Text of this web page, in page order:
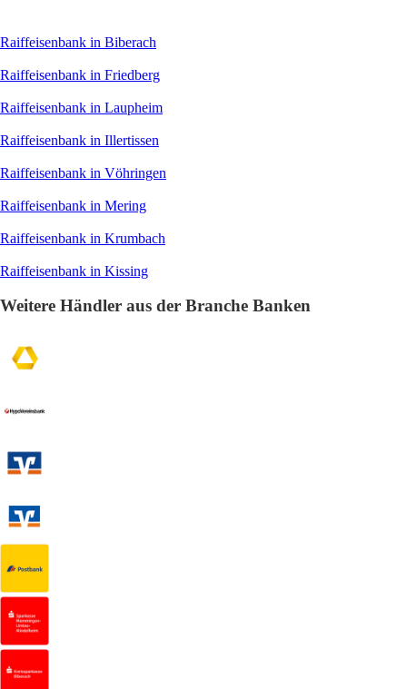
Raiffeisenbank in Biberach
Raiffeisenbank in Friedberg
Raiffeisenbank in Laupheim
Raiffeisenbank in Illertissen
Raiffeisenbank in Vöhringen
Raiffeisenbank in Mering
Raiffeisenbank in Krumbach
Raiffeisenbank in Kissing
Weitere Händler aus der Branche Banken